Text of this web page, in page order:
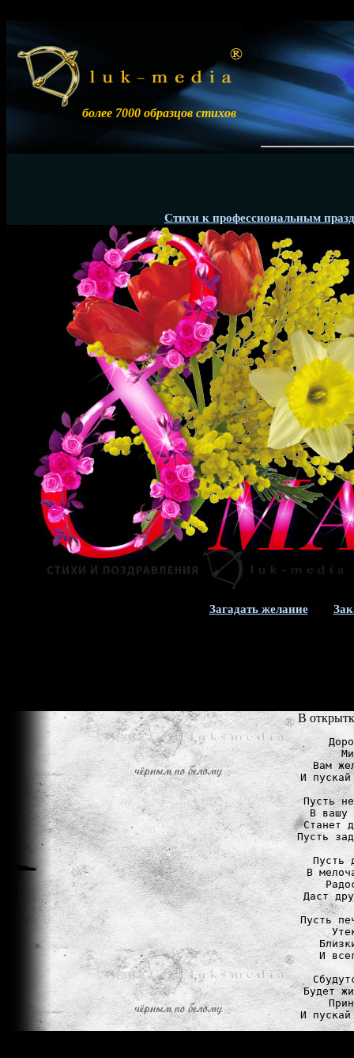
более 7000 образцов стихов
Стихи к профессиональным
Загадать желание
В
Вам
И
Пусть
В вашу
Станет
Пусть
Пусть
В
Даст
Пусть
И
Будет